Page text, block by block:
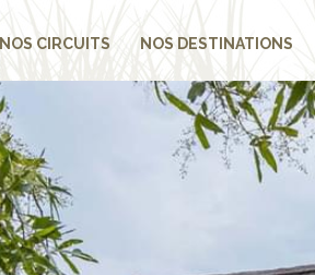
NOS CIRCUITS NOS DESTINATIONS